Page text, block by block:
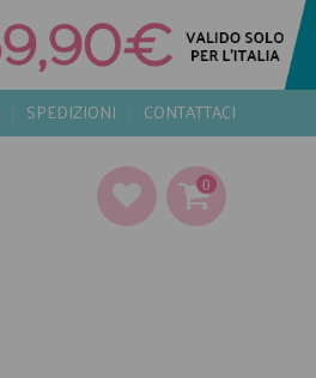
SPEDIZIONI CONTATTACI
0